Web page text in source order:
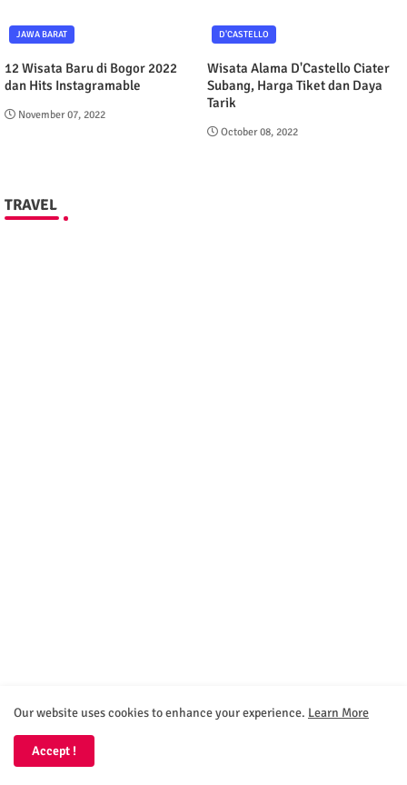
JAWA BARAT
12 Wisata Baru di Bogor 2022
dan Hits Instagramable
November 07, 2022
D'CASTELLO
Wisata Alama D'Castello Ciater
Subang, Harga Tiket dan Daya
Tarik
October 08, 2022
TRAVEL
SOCIAL PLUGIN
Our website uses cookies to enhance your experience. Learn More
Accept !